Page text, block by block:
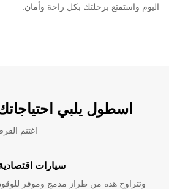
اليوم واستمتع برحلتك بكل راحة وأمان.
اسطول يلبي
اغتنم
سيارات
وتتراوح هذه من طراز مدمج وموفر